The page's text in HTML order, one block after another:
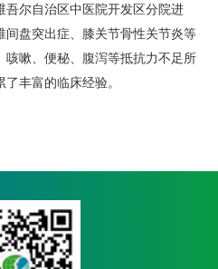
吾尔自治区中医院开发区分院进
盘突出症、膝关节骨性关节炎等
嗽、便秘、腹泻等抵抗力不足所
丰富的临床经验。